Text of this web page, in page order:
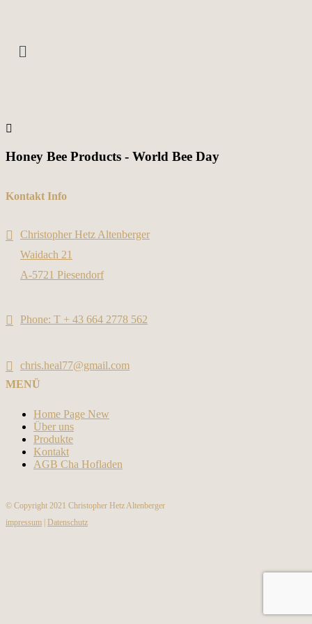
Honey Bee Products - World Bee Day
Kontakt Info
Christopher Hetz Altenberger
Waidach 21
A-5721 Piesendorf
Phone: T + 43 664 2778 562
chris.heal77@gmail.com
MENÜ
Home Page New
Über uns
Produkte
Kontakt
AGB Cha Hofladen
© Copyright 2021 Christopher Hetz Altenberger
impressum | Datenschutz